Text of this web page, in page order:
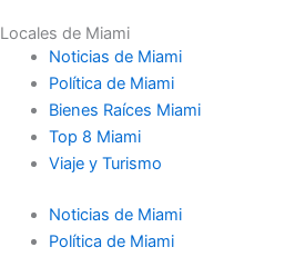
e
b
o
o
k
-
f
t
a
g
r
a
m
i
t
t
r
Locales de Miami
Noticias de Miami
Política de Miami
Bienes Raíces Miami
Top 8 Miami
Viaje y Turismo
Noticias de Miami
Política de Miami